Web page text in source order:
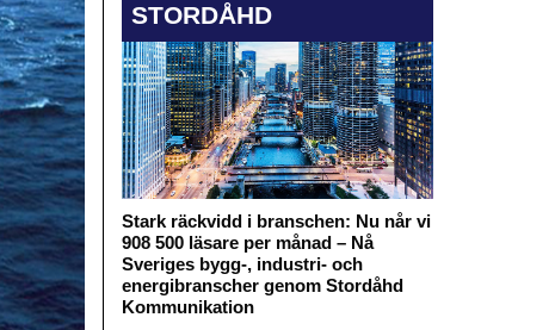
STORDÅHD
Stark räckvidd i branschen: Nu når vi
908 500 läsare per månad – Nå
Sveriges bygg-, industri- och
energibranscher genom Stordåhd
Kommunikation